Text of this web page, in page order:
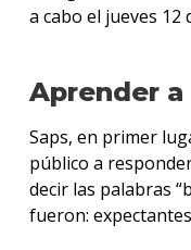
a cabo el jueves 12
Aprender
Saps, en primer
público a
decir las palabras
fueron: